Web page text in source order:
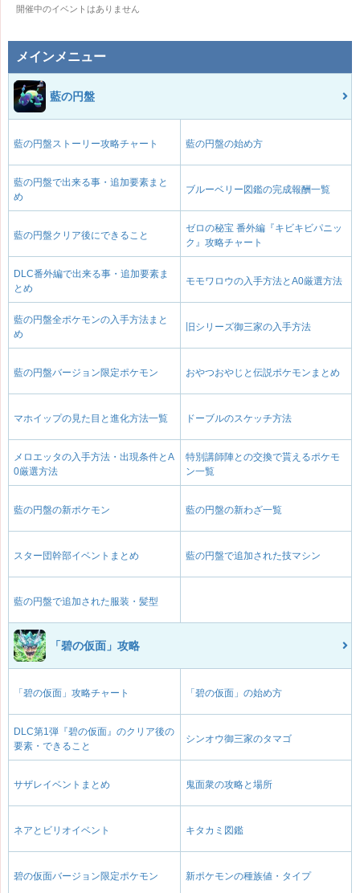
開催中のイベントはありません
メインメニュー
藍の円盤
藍の円盤ストーリー攻略チャート 藍の円盤の始め方
藍の円盤で出来る事・追加要素まと
め
ブルーベリー図鑑の完成報酬一覧
藍の円盤クリア後にできること
ゼロの秘宝 番外編『キビキビパニッ
ク』攻略チャート
DLC番外編で出来る事・追加要素ま
とめ
モモワロウの入手方法とA0厳選方法
藍の円盤全ポケモンの入手方法まと
め
旧シリーズ御三家の入手方法
藍の円盤バージョン限定ポケモン おやつおやじと伝説ポケモンまとめ
マホイップの見た目と進化方法一覧 ドーブルのスケッチ方法
メロエッタの入手方法・出現条件とA
0厳選方法
特別講師陣との交換で貰えるポケモ
ン一覧
藍の円盤の新ポケモン 藍の円盤の新わざ一覧
スター団幹部イベントまとめ 藍の円盤で追加された技マシン
藍の円盤で追加された服装・髪型
「碧の仮面」攻略
「碧の仮面」攻略チャート 「碧の仮面」の始め方
DLC第1弾『碧の仮面』のクリア後の
要素・できること
シンオウ御三家のタマゴ
サザレイベントまとめ 鬼面衆の攻略と場所
ネアとビリオイベント キタカミ図鑑
碧の仮面バージョン限定ポケモン 新ポケモンの種族値・タイプ